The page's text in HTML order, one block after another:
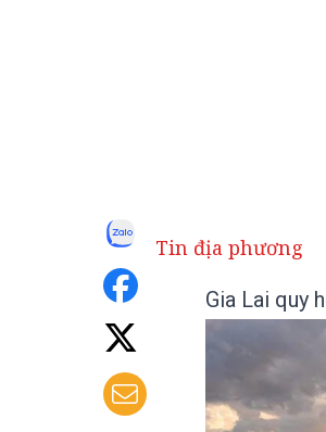
Tin địa phương
Gia Lai quy